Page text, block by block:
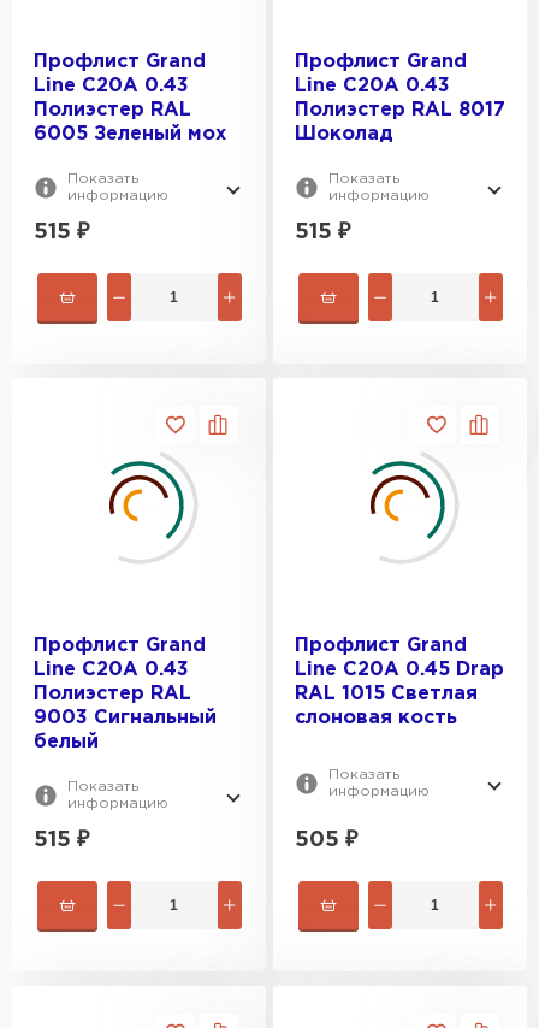
Профлист Grand
Line C20A 0.43
Полиэстер RAL
6005 Зеленый мох
Показать
информацию
515 ₽
Профлист Grand
Line C20A 0.43
Полиэстер RAL 8017
Шоколад
Показать
информацию
515 ₽
Профлист Grand
Line C20A 0.43
Полиэстер RAL
9003 Сигнальный
белый
Показать
информацию
515 ₽
Профлист Grand
Line C20A 0.45 Drap
RAL 1015 Светлая
слоновая кость
Показать
информацию
505 ₽